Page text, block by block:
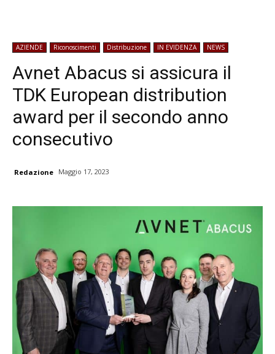
AZIENDE Riconoscimenti Distribuzione IN EVIDENZA NEWS
Avnet Abacus si assicura il
TDK European distribution
award per il secondo anno
consecutivo
Redazione Maggio 17, 2023